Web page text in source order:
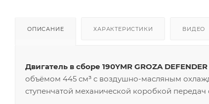
ОПИСАНИЕ ХАРАКТЕРИСТИКИ ВИДЕО
Двигатель в сборе 190YMR GROZA
объёмом 445 см³ с воздушно-масляным
ступенчатой механической коробкой передач